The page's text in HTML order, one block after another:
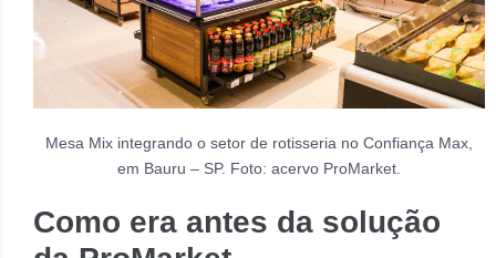
Mesa Mix integrando o setor de rotisseria no Confiança Max,
em Bauru – SP. Foto: acervo ProMarket.
Como era antes da solução